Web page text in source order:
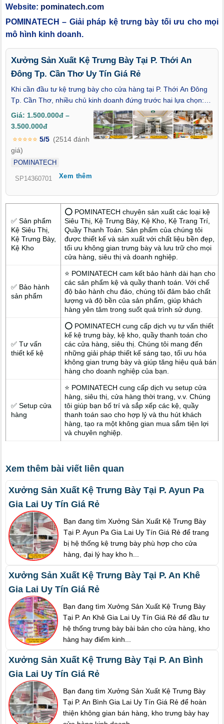
Website: pominatech.com
POMINATECH – Giải pháp kệ trưng bày tối ưu cho mọi
mô hình kinh doanh.
Xưởng Sản Xuất Kệ Trưng Bày Tại P. Thới An
Đông Tp. Cần Thơ Uy Tín Giá Rẻ
Khi cần đầu tư kệ trưng bày cho cửa hàng tại P. Thới An Đông
Tp. Cần Thơ, nhiều chủ kinh doanh đứng trước hai lựa chọn:
mua kệ sẵn cho nhanh hay đặt xưởng sản xuất để dùng lâu
dài. Vậy đâu là Xưởng Sản Xuất Kệ Trưng Bày Tại P. Thới An
Đông Tp. Cần Thơ Uy Tín Giá Rẻ có thể sản xuất kệ vừa khít
mặt bằng, chắc chắn khi trưng hàng nặng mà vẫn không làm
đội chi phí? Thực tế cho thấy, làm việc trực tiếp với xưởng ngay
từ đầu giúp cửa hàng tiết kiệm thời gian chỉnh sửa về sau. Đó
cũng là lý do POMINATECH – xưởng sản xuất kệ trưng bày với
Giá: 1.500.000đ –
3.500.000đ
⭐⭐⭐⭐⭐ 5/5 (2514 đánh
giá)
POMINATECH
SP14360701 Xem thêm
✅ Sản phẩm
Kệ Siêu Thị,
Kệ Trưng Bày,
Kệ Kho
⭕ POMINATECH chuyên sản xuất các loại kệ
Siêu Thị, Kệ Trưng Bày, Kệ Kho, Kệ Trang Trí,
Quầy Thanh Toán. Sản phẩm của chúng tôi
được thiết kế và sản xuất với chất liệu bền đẹp,
tối ưu không gian trưng bày và lưu trữ cho mọi
cửa hàng, siêu thị và doanh nghiệp.
✅ Bảo hành
sản phẩm
⭐ POMINATECH cam kết bảo hành dài hạn cho
các sản phẩm kệ và quầy thanh toán. Với chế
độ bảo hành chu đáo, chúng tôi đảm bảo chất
lượng và độ bền của sản phẩm, giúp khách
hàng yên tâm trong suốt quá trình sử dụng.
✅ Tư vấn
thiết kế kệ
⭕ POMINATECH cung cấp dịch vụ tư vấn thiết
kế kệ trưng bày, kệ kho, quầy thanh toán cho
các cửa hàng, siêu thị. Chúng tôi mang đến
những giải pháp thiết kế sáng tạo, tối ưu hóa
không gian trưng bày và giúp tăng hiệu quả bán
hàng cho doanh nghiệp của bạn.
✅ Setup cửa
hàng
⭐ POMINATECH cung cấp dịch vụ setup cửa
hàng, siêu thị, cửa hàng thời trang, v.v. Chúng
tôi giúp bạn bố trí và sắp xếp các kệ, quầy
thanh toán sao cho hợp lý và thu hút khách
hàng, tạo ra một không gian mua sắm tiện lợi
và chuyên nghiệp.
Xem thêm bài viết liên quan
Xưởng Sản Xuất Kệ Trưng Bày Tại P. Ayun Pa
Gia Lai Uy Tín Giá Rẻ
Bạn đang tìm Xưởng Sản Xuất Kệ Trưng Bày
Tại P. Ayun Pa Gia Lai Uy Tín Giá Rẻ để trang
bị hệ thống kệ trưng bày phù hợp cho cửa
hàng, đại lý hay kho h...
Xưởng Sản Xuất Kệ Trưng Bày Tại P. An Khê
Gia Lai Uy Tín Giá Rẻ
Bạn đang tìm Xưởng Sản Xuất Kệ Trưng Bày
Tại P. An Khê Gia Lai Uy Tín Giá Rẻ để đầu tư
hệ thống trưng bày bài bản cho cửa hàng, kho
hàng hay điểm kinh...
Xưởng Sản Xuất Kệ Trưng Bày Tại P. An Bình
Gia Lai Uy Tín Giá Rẻ
Bạn đang tìm Xưởng Sản Xuất Kệ Trưng Bày
Tại P. An Bình Gia Lai Uy Tín Giá Rẻ để hoàn
thiện không gian bán hàng, kho trưng bày hay